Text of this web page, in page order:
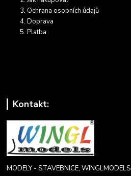
Ochrana osobních údajů
Doprava
Platba
Kontakt:
MODELY - STAVEBNICE, WINGLMODELS